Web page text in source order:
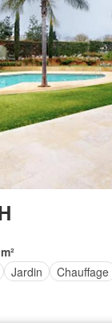
Jardin Chauffage